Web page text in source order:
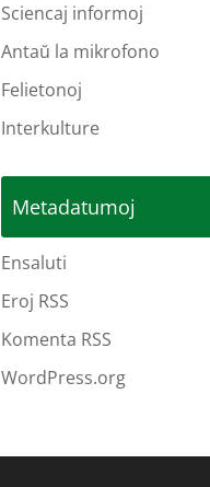
Sciencaj informoj
Antaŭ la mikrofono
Felietonoj
Interkulture
Metadatumoj
Ensaluti
Eroj RSS
Komenta RSS
WordPress.org